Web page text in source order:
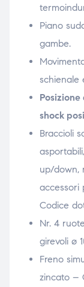
Piano
gambe.
schienale
shock
Braccioli
up/down,
accessori
Codice
Nr. 4
girevoli ø
Freno
zincato –